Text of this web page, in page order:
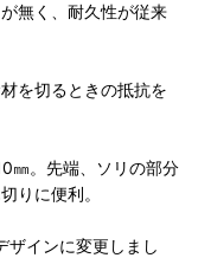
無く、耐久性が従来
を切るときの抵抗を
㎜。先端、ソリの部分
りに便利。
ザインに変更しまし